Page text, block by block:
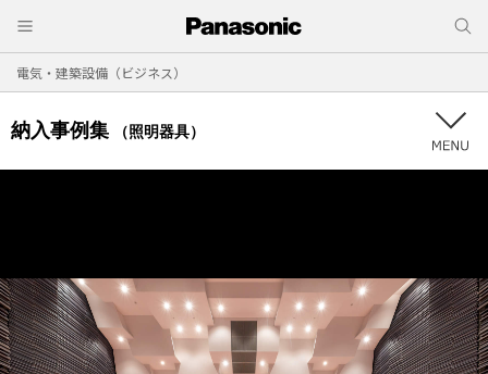
電気・建築設備（ビジネス）
納入事例集 （照明器具）